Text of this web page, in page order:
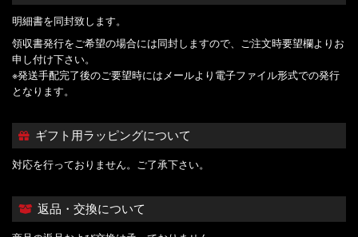
明細書を同封致します。
領収書発行をご希望の場合には同封しますので、ご注文時要望欄よりお
申し付け下さい。
※発送手配完了後のご要望時にはメールより電子ファイル形式での発行
となります。
ギフト用ラッピングについて
対応を行っておりません。ご了承下さい。
返品・交換について